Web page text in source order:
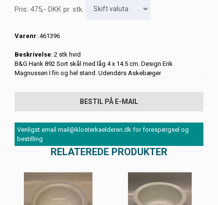
Pris: 475,- DKK pr. stk.
Varenr: 461396
Beskrivelse: 2 stk hvid
B&G Hank 892 Sort skål med låg 4 x 14.5 cm. Design Erik
Magnussen I fin og hel stand. Udendørs Askebæger
BESTIL PÅ E-MAIL
Venligst email mail@klosterkaelderen.dk for forespørgsel og
bestilling
RELATEREDE PRODUKTER